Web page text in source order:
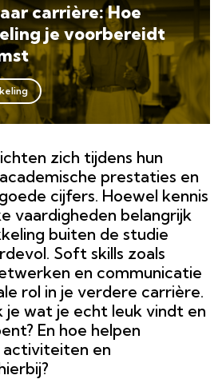
carrière: Hoe
je voorbereidt
zich tijdens hun
prestaties en
cijfers. Hoewel kennis
vaardigheden belangrijk
buiten de studie
Soft skills zoals
en communicatie
rol in je verdere carrière.
je wat je echt leuk vindt en
En hoe helpen
en